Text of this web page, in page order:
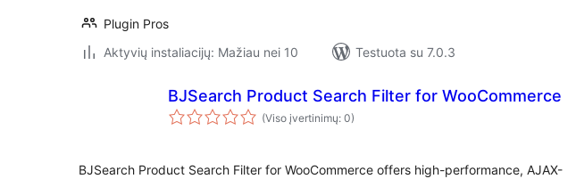
Plugin Pros
Aktyvių instaliacijų: Mažiau nei 10
Testuota su 7.0.3
BJSearch Product Search Filter for WooCommerce
(Viso įvertinimų: 0)
BJSearch Product Search Filter for WooCommerce offers high-performance, AJAX-